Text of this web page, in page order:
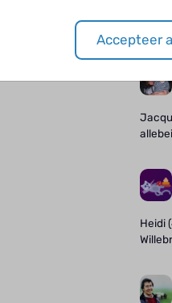
Jaro
Heidi
Accepteer